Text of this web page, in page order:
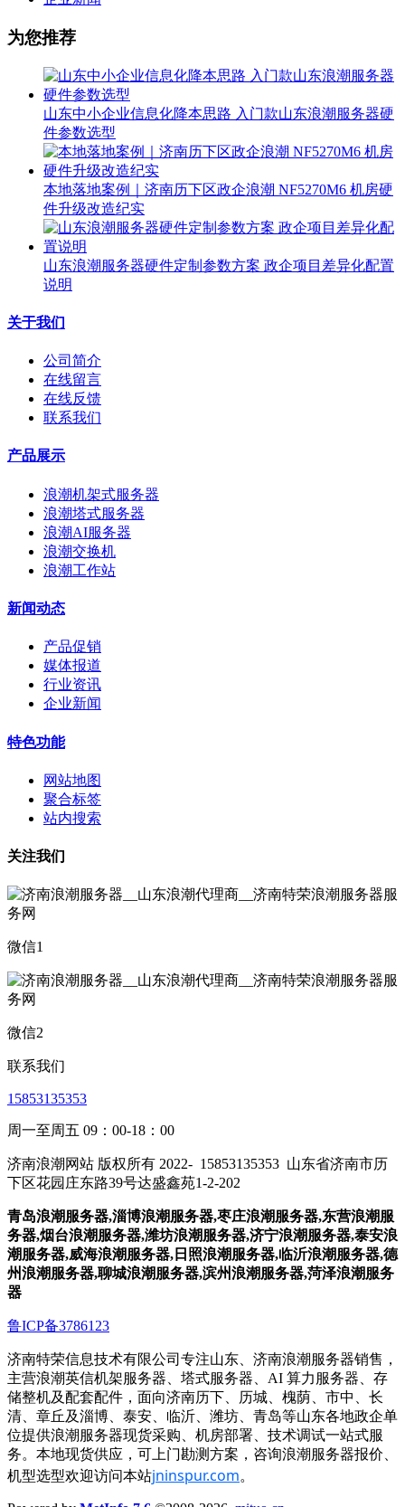
为您推荐
山东中小企业信息化降本思路 入门款山东浪潮服务器硬
件参数选型
本地落地案例｜济南历下区政企浪潮 NF5270M6 机房硬
件升级改造纪实
山东浪潮服务器硬件定制参数方案 政企项目差异化配置
说明
关于我们
公司简介
在线留言
在线反馈
联系我们
产品展示
浪潮机架式服务器
浪潮塔式服务器
浪潮AI服务器
浪潮交换机
浪潮工作站
新闻动态
产品促销
媒体报道
行业资讯
企业新闻
特色功能
网站地图
聚合标签
站内搜索
关注我们
微信1
微信2
联系我们
15853135353
周一至周五 09：00-18：00
济南浪潮网站 版权所有 2022- 15853135353 山东省济南市历
下区花园庄东路39号达盛鑫苑1-2-202
青岛浪潮服务器,淄博浪潮服务器,枣庄浪潮服务器,东营浪潮服
务器,烟台浪潮服务器,潍坊浪潮服务器,济宁浪潮服务器,泰安浪
潮服务器,威海浪潮服务器,日照浪潮服务器,临沂浪潮服务器,德
州浪潮服务器,聊城浪潮服务器,滨州浪潮服务器,菏泽浪潮服务
器
鲁ICP备3786123
济南特荣信息技术有限公司专注山东、济南浪潮服务器销售，
主营浪潮英信机架服务器、塔式服务器、AI 算力服务器、存
储整机及配套配件，面向济南历下、历城、槐荫、市中、长
清、章丘及淄博、泰安、临沂、潍坊、青岛等山东各地政企单
位提供浪潮服务器现货采购、机房部署、技术调试一站式服
务。本地现货供应，可上门勘测方案，咨询浪潮服务器报价、
机型选型欢迎访问本站jninspur.com。